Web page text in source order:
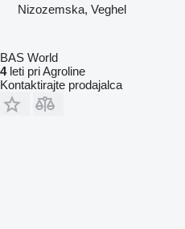
Nizozemska, Veghel
BAS World
4leti pri Agroline
Kontaktirajte prodajalca